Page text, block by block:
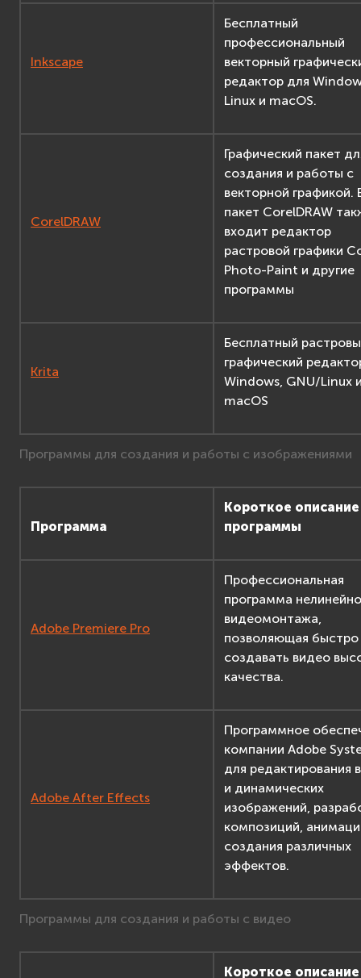
Программы для создания и работы с изображениями
Inkscape
Бесплатный
профессиональный
векторный
редактор для
Linux и macOS.
CorelDRAW
Графический пакет
создания и работы с
векторной графикой.
пакет CorelDRAW
входит редактор
растровой графики
Photo-Paint и другие
программы
Krita
Бесплатный
графический
Windows, GNU/Linux
macOS
Программы для создания и работы с видео
Программа
Короткое описание
программы
Adobe Premiere Pro
Профессиональная
программа
видеомонтажа,
позволяющая быстро
создавать видео
качества.
Adobe After Effects
Программное
компании Adobe
для редактирования
и динамических
изображений,
композиций,
создания различных
эффектов.
Короткое описание